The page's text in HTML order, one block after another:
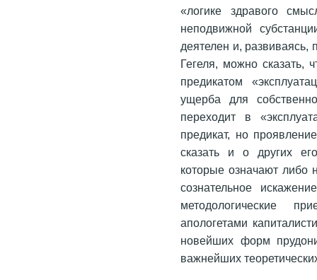
«логике здравого
неподвижной
деятелен и, развиваясь,
Гегеля, можно сказать,
предикатом
ущерба для
переходит в
предикат, но
сказать и о других
которые означают либо
сознательное
методологические
апологетами
новейших форм
важнейших